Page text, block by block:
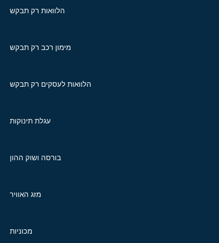
הלוואות רק תבקש
מימון רכב רק תבקש
הלוואות לעסקים רק תבקש
עגלת תינוקות
בורסה ושוק ההון
מזג האוויר
מכוניות